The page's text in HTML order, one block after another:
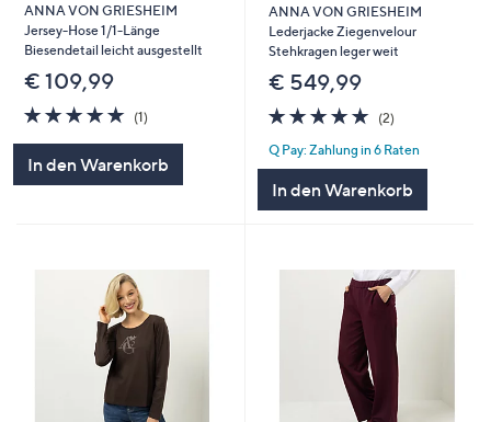
ANNA VON GRIESHEIM
Jersey-Hose 1/1-Länge
Biesendetail leicht ausgestellt
€ 109,99
5.0
von
(1)
In den Warenkorb
ANNA VON GRIESHEIM
Lederjacke Ziegenvelour
Stehkragen leger weit
€ 549,99
5.0
von
5
(2)
Q Pay: Zahlung in 6 Raten
In den Warenkorb